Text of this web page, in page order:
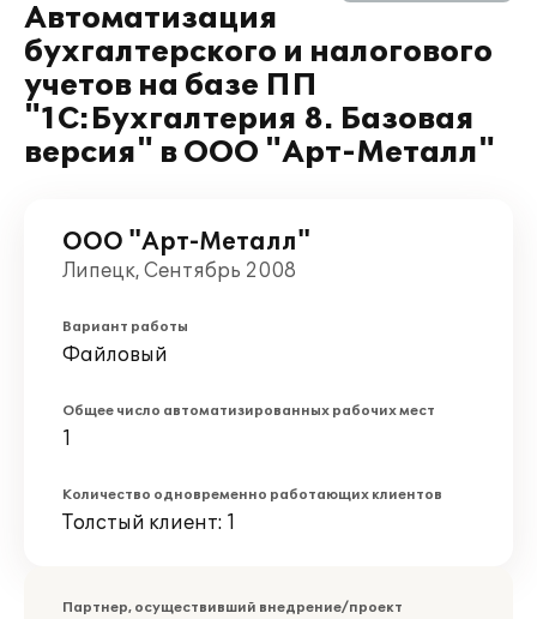
Автоматизация
бухгалтерского и налогового
учетов на базе ПП
"1С:Бухгалтерия 8. Базовая
версия" в ООО "Арт-Металл"
ООО "Арт-Металл"
Липецк, Сентябрь 2008
Вариант работы
Файловый
Общее число автоматизированных рабочих мест
1
Количество одновременно работающих клиентов
Толстый клиент: 1
Партнер, осуществивший внедрение/проект